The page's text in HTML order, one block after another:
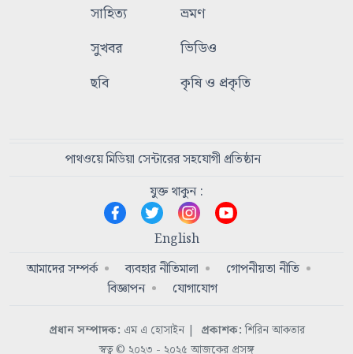
সাহিত্য
ভ্রমণ
সুখবর
ভিডিও
ছবি
কৃষি ও প্রকৃতি
পাথওয়ে মিডিয়া সেন্টারের সহযোগী প্রতিষ্ঠান
যুক্ত থাকুন :
English
আমাদের সম্পর্ক
ব্যবহার নীতিমালা
গোপনীয়তা নীতি
বিজ্ঞাপন
যোগাযোগ
প্রধান সম্পাদক: এম এ হোসাইন | প্রকাশক:শিরিন আকতার
স্বত্ব © ২০২৩ - ২০২৫ আজকের প্রসঙ্গ